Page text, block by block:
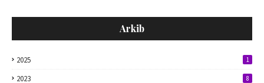
Arkib
2025 1
2023 8